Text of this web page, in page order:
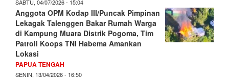
SABTU, 04/07/2026 - 15:04
Anggota OPM Kodap III/Puncak Pimpinan
Lekagak Talenggen Bakar Rumah Warga
di Kampung Muara Distrik Pogoma, Tim
Patroli Koops TNI Habema Amankan
Lokasi
PAPUA TENGAH
SENIN, 13/04/2026 - 16:50